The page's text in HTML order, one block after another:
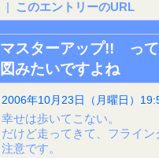
| このエントリーのURL
マスターアップ!! って
図みたいですよね
2006年10月23日（月曜日）
幸せは歩いてこない。
だけど走ってきて、フライ
注意です。